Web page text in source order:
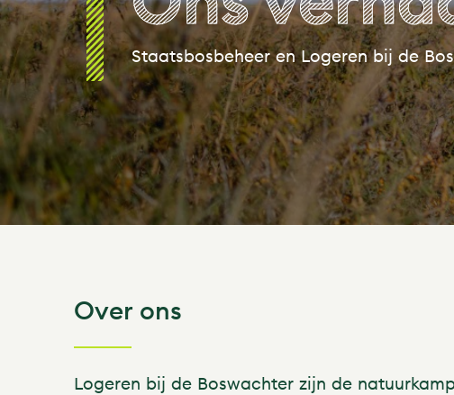
Staatsbosbeheer en Logeren bij de
Over ons
Logeren bij de Boswachter zijn de